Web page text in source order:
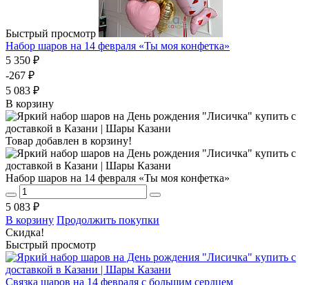
Быстрый просмотр
Набор шаров на 14 февраля «Ты моя конфетка»
5 350 ₽
-267 ₽
5 083 ₽
В корзину
Товар добавлен в корзину!
Набор шаров на 14 февраля «Ты моя конфетка»
5 083 ₽
В корзину Продолжить покупки
Скидка!
Быстрый просмотр
Связка шаров на 14 февраля с большим сердцем